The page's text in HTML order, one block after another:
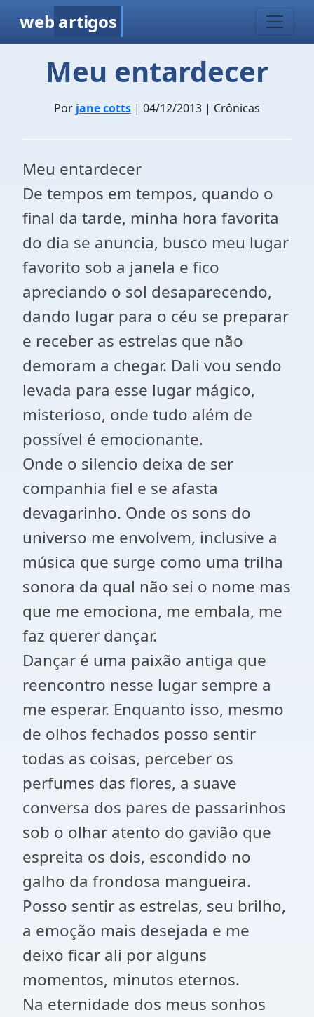
web artigos
Meu entardecer
Por jane cotts | 04/12/2013 | Crônicas
Meu entardecer
De tempos em tempos, quando o
final da tarde, minha hora favorita
do dia se anuncia, busco meu lugar
favorito sob a janela e fico
apreciando o sol desaparecendo,
dando lugar para o céu se preparar
e receber as estrelas que não
demoram a chegar. Dali vou sendo
levada para esse lugar mágico,
misterioso, onde tudo além de
possível é emocionante.
Onde o silencio deixa de ser
companhia fiel e se afasta
devagarinho. Onde os sons do
universo me envolvem, inclusive a
música que surge como uma trilha
sonora da qual não sei o nome mas
que me emociona, me embala, me
faz querer dançar.
Dançar é uma paixão antiga que
reencontro nesse lugar sempre a
me esperar. Enquanto isso, mesmo
de olhos fechados posso sentir
todas as coisas, perceber os
perfumes das flores, a suave
conversa dos pares de passarinhos
sob o olhar atento do gavião que
espreita os dois, escondido no
galho da frondosa mangueira.
Posso sentir as estrelas, seu brilho,
a emoção mais desejada e me
deixo ficar ali por alguns
momentos, minutos eternos.
Na eternidade dos meus sonhos